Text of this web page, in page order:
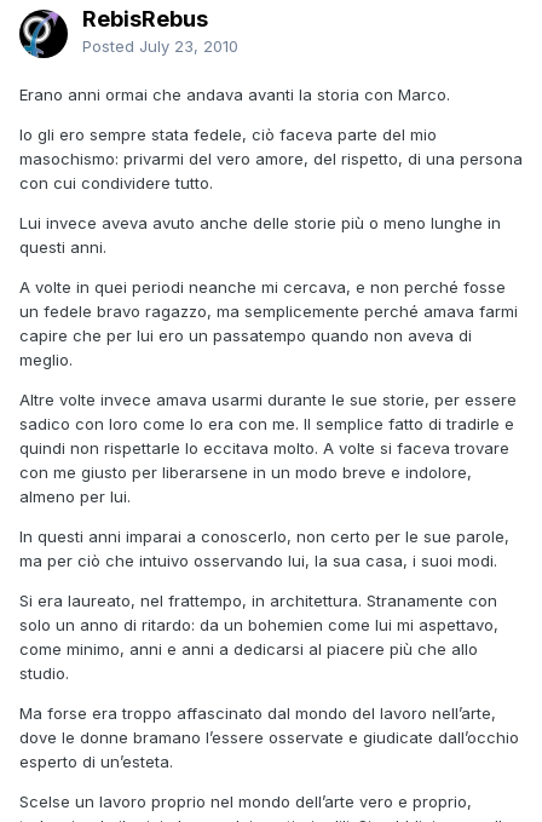
RebisRebus
Posted July 23, 2010
Erano anni ormai che andava avanti la storia con Marco.
Io gli ero sempre stata fedele, ciò faceva parte del mio
masochismo: privarmi del vero amore, del rispetto, di una persona
con cui condividere tutto.
Lui invece aveva avuto anche delle storie più o meno lunghe in
questi anni.
A volte in quei periodi neanche mi cercava, e non perché fosse
un fedele bravo ragazzo, ma semplicemente perché amava farmi
capire che per lui ero un passatempo quando non aveva di
meglio.
Altre volte invece amava usarmi durante le sue storie, per essere
sadico con loro come lo era con me. Il semplice fatto di tradirle e
quindi non rispettarle lo eccitava molto. A volte si faceva trovare
con me giusto per liberarsene in un modo breve e indolore,
almeno per lui.
In questi anni imparai a conoscerlo, non certo per le sue parole,
ma per ciò che intuivo osservando lui, la sua casa, i suoi modi.
Si era laureato, nel frattempo, in architettura. Stranamente con
solo un anno di ritardo: da un bohemien come lui mi aspettavo,
come minimo, anni e anni a dedicarsi al piacere più che allo
studio.
Ma forse era troppo affascinato dal mondo del lavoro nell’arte,
dove le donne bramano l’essere osservate e giudicate dall’occhio
esperto di un’esteta.
Scelse un lavoro proprio nel mondo dell’arte vero e proprio,